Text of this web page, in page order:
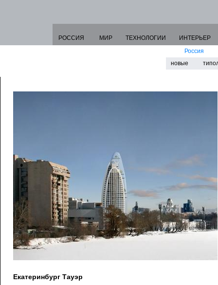
РОССИЯ МИР ТЕХНОЛОГИИ
ИНТЕРЬЕР
Россия
новые
Екатеринбург Тауэр